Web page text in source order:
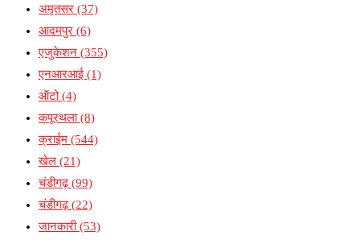
अमृतसर (37)
आदमपुर (6)
एजुकेशन (355)
एनआरआई (1)
ऑटो(4)
कपूरथला(8)
क्राईम (544)
खेल (21)
चंडीगढ़(99)
चंडीगढ़(22)
जानकारी(53)